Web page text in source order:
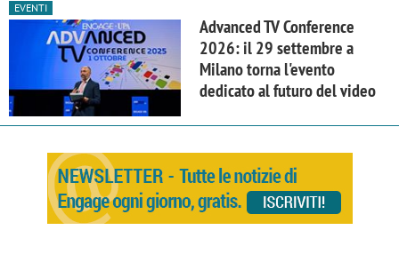
EVENTI
Advanced TV Conference
2026: il 29 settembre a
Milano torna l'evento
dedicato al futuro del video